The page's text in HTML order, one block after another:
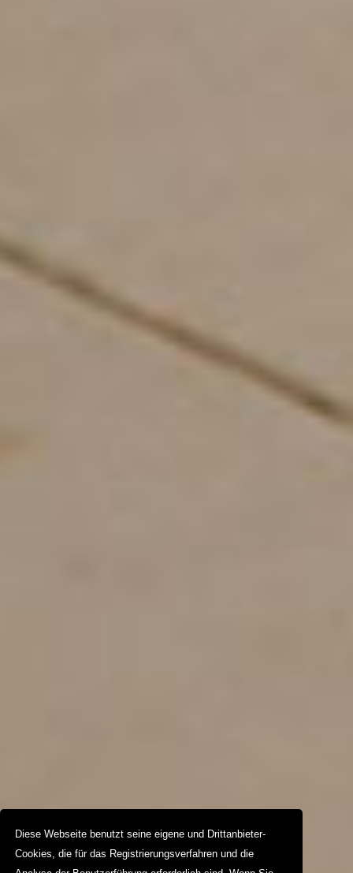
Diese Webseite benutzt seine eigene und Drittanbieter-
Cookies, die für das Registrierungsverfahren und die